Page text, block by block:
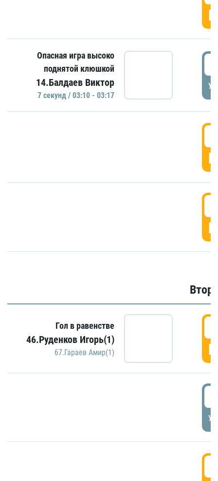
Опасная игра высоко
поднятой клюшкой
14.Балдаев Виктор
7 секунд / 03:10 - 03:17
Гол в равенстве
46.Руденков Игорь(1)
67.Гараев Амир(1)